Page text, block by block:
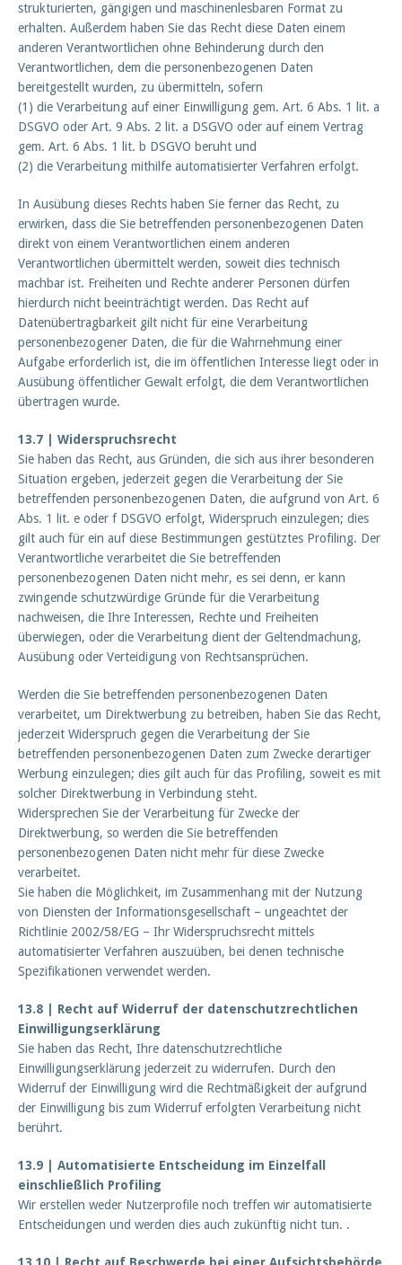
strukturierten, gängigen und maschinenlesbaren Format zu
erhalten. Außerdem haben Sie das Recht diese Daten einem
anderen Verantwortlichen ohne Behinderung durch den
Verantwortlichen, dem die personenbezogenen Daten
bereitgestellt wurden, zu übermitteln, sofern
(1) die Verarbeitung auf einer Einwilligung gem. Art. 6 Abs. 1 lit. a
DSGVO oder Art. 9 Abs. 2 lit. a DSGVO oder auf einem Vertrag
gem. Art. 6 Abs. 1 lit. b DSGVO beruht und
(2) die Verarbeitung mithilfe automatisierter Verfahren erfolgt.
In Ausübung dieses Rechts haben Sie ferner das Recht, zu
erwirken, dass die Sie betreffenden personenbezogenen Daten
direkt von einem Verantwortlichen einem anderen
Verantwortlichen übermittelt werden, soweit dies technisch
machbar ist. Freiheiten und Rechte anderer Personen dürfen
hierdurch nicht beeinträchtigt werden. Das Recht auf
Datenübertragbarkeit gilt nicht für eine Verarbeitung
personenbezogener Daten, die für die Wahrnehmung einer
Aufgabe erforderlich ist, die im öffentlichen Interesse liegt oder in
Ausübung öffentlicher Gewalt erfolgt, die dem Verantwortlichen
übertragen wurde.
13.7 | Widerspruchsrecht
Sie haben das Recht, aus Gründen, die sich aus ihrer besonderen
Situation ergeben, jederzeit gegen die Verarbeitung der Sie
betreffenden personenbezogenen Daten, die aufgrund von Art. 6
Abs. 1 lit. e oder f DSGVO erfolgt, Widerspruch einzulegen; dies
gilt auch für ein auf diese Bestimmungen gestütztes Profiling. Der
Verantwortliche verarbeitet die Sie betreffenden
personenbezogenen Daten nicht mehr, es sei denn, er kann
zwingende schutzwürdige Gründe für die Verarbeitung
nachweisen, die Ihre Interessen, Rechte und Freiheiten
überwiegen, oder die Verarbeitung dient der Geltendmachung,
Ausübung oder Verteidigung von Rechtsansprüchen.
Werden die Sie betreffenden personenbezogenen Daten
verarbeitet, um Direktwerbung zu betreiben, haben Sie das Recht,
jederzeit Widerspruch gegen die Verarbeitung der Sie
betreffenden personenbezogenen Daten zum Zwecke derartiger
Werbung einzulegen; dies gilt auch für das Profiling, soweit es mit
solcher Direktwerbung in Verbindung steht.
Widersprechen Sie der Verarbeitung für Zwecke der
Direktwerbung, so werden die Sie betreffenden
personenbezogenen Daten nicht mehr für diese Zwecke
verarbeitet.
Sie haben die Möglichkeit, im Zusammenhang mit der Nutzung
von Diensten der Informationsgesellschaft – ungeachtet der
Richtlinie 2002/58/EG – Ihr Widerspruchsrecht mittels
automatisierter Verfahren auszuüben, bei denen technische
Spezifikationen verwendet werden.
13.8 | Recht auf Widerruf der datenschutzrechtlichen
Einwilligungserklärung
Sie haben das Recht, Ihre datenschutzrechtliche
Einwilligungserklärung jederzeit zu widerrufen. Durch den
Widerruf der Einwilligung wird die Rechtmäßigkeit der aufgrund
der Einwilligung bis zum Widerruf erfolgten Verarbeitung nicht
berührt.
13.9 | Automatisierte Entscheidung im Einzelfall
einschließlich Profiling
Wir erstellen weder Nutzerprofile noch treffen wir automatisierte
Entscheidungen und werden dies auch zukünftig nicht tun. .